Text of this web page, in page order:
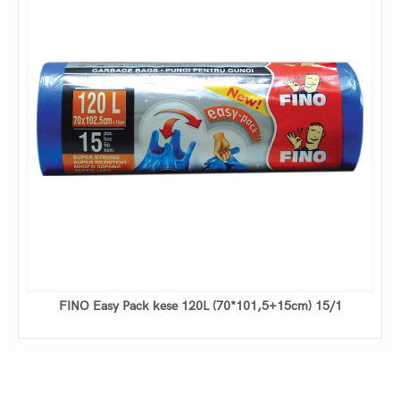
FINO Easy Pack kese 120L (70*101,5+15cm) 15/1